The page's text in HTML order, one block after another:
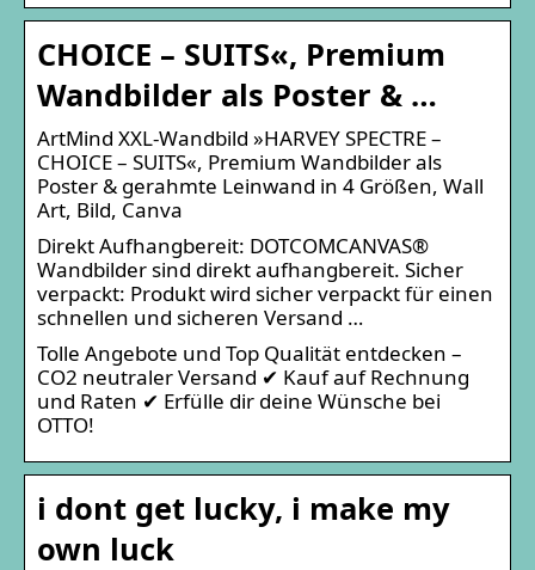
CHOICE – SUITS«, Premium
Wandbilder als Poster & …
ArtMind XXL-Wandbild »HARVEY SPECTRE –
CHOICE – SUITS«, Premium Wandbilder als
Poster & gerahmte Leinwand in 4 Größen, Wall
Art, Bild, Canva
Direkt Aufhangbereit: DOTCOMCANVAS®
Wandbilder sind direkt aufhangbereit. Sicher
verpackt: Produkt wird sicher verpackt für einen
schnellen und sicheren Versand …
Tolle Angebote und Top Qualität entdecken –
CO2 neutraler Versand ✔ Kauf auf Rechnung
und Raten ✔ Erfülle dir deine Wünsche bei
OTTO!
i dont get lucky, i make my
own luck